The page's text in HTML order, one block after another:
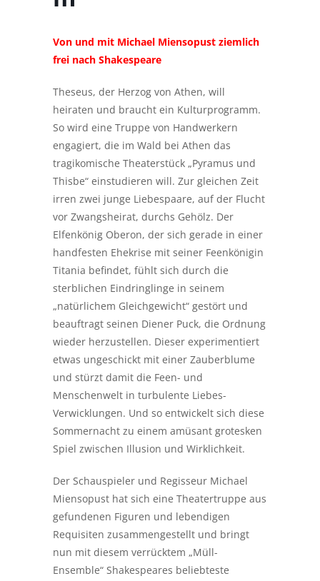
Von und mit Michael Miensopust ziemlich
frei nach Shakespeare
Theseus, der Herzog von Athen, will
heiraten und braucht ein Kulturprogramm.
So wird eine Truppe von Handwerkern
engagiert, die im Wald bei Athen das
tragikomische Theaterstück „Pyramus und
Thisbe“ einstudieren will. Zur gleichen Zeit
irren zwei junge Liebespaare, auf der Flucht
vor Zwangsheirat, durchs Gehölz. Der
Elfenkönig Oberon, der sich gerade in einer
handfesten Ehekrise mit seiner Feenkönigin
Titania befindet, fühlt sich durch die
sterblichen Eindringlinge in seinem
„natürlichem Gleichgewicht“ gestört und
beauftragt seinen Diener Puck, die Ordnung
wieder herzustellen. Dieser experimentiert
etwas ungeschickt mit einer Zauberblume
und stürzt damit die Feen- und
Menschenwelt in turbulente Liebes-
Verwicklungen. Und so entwickelt sich diese
Sommernacht zu einem amüsant grotesken
Spiel zwischen Illusion und Wirklichkeit.
Der Schauspieler und Regisseur Michael
Miensopust hat sich eine Theatertruppe aus
gefundenen Figuren und lebendigen
Requisiten zusammengestellt und bringt
nun mit diesem verrücktem „Müll-
Ensemble“ Shakespeares beliebteste